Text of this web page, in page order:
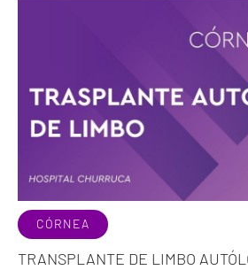
CÓRNEA
TRANSPLANTE DE LIMBO